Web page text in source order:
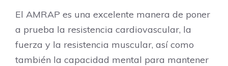
El AMRAP es una excelente manera de poner
a prueba la resistencia cardiovascular, la
fuerza y la resistencia muscular, así como
también la capacidad mental para mantener